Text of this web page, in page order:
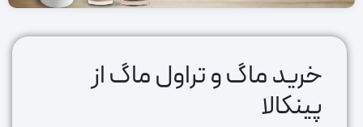
خرید ماگ و تراول ماگ از
پینکالا